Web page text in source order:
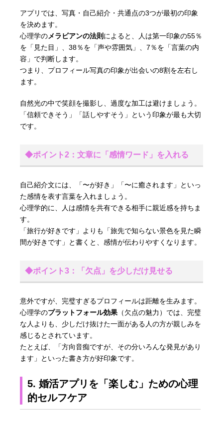
アプリでは、写真・自己紹介・共通点の3つが最初の印象
を決めます。
心理学のメラビアンの法則 によると、人は第一印象の55％
を「見た目」、38％を「声や雰囲気」、7％を「言葉の内
容」で判断します。
つまり、プロフィール写真の印象が出会いの8割を左右し
ます。
自然光の中で笑顔を撮影し、過度な加工は避けましょう。
「信頼できそう」「話しやすそう」という印象が最も大切
です。
◆ポイント2：文章に「感情ワード」を入れる
自己紹介文には、「〜が好き」「〜に癒されます」といっ
た感情を表す言葉を入れましょう。
心理学的に、人は感情を共有できる相手に親近感を持ちま
す。
「旅行が好きです」よりも「旅先で知らない景色を見た瞬
間が好きです」と書くと、感情が伝わりやすくなります。
◆ポイント3：「欠点」を少しだけ見せる
意外ですが、完璧すぎるプロフィールは距離を生みます。
心理学のプラットフォール効果 （欠点の魅力）では、完璧
な人よりも、少しだけ抜けた一面がある人の方が親しみを
感じるとされています。
たとえば、「方向音痴ですが、その分いろんな発見があり
ます」といった書き方が好印象です。
5. 婚活アプリを「楽しむ」ための心理
的セルフケア